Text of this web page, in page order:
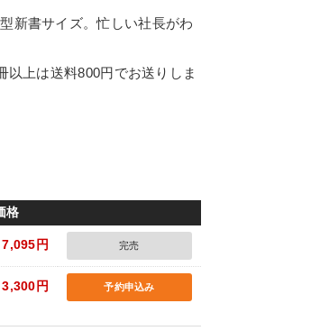
新書サイズ。忙しい社長がわ
上は送料800円でお送りしま
格
7,095円 完売
3,300円 予約申込み